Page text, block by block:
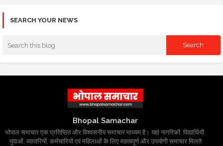
SEARCH YOUR NEWS
Bhopal Samachar
भोपाल समाचार एक प्रतिष्ठित और विश्वसनीय समाचार माध्यम है। यहां नागरिकों, विद्यार्थियों,
युवाओं, व्यापारियों, कर्मचारियों एवं महिलाओं के लिए महत्वपूर्ण और उपयोगी समाचार मिलते